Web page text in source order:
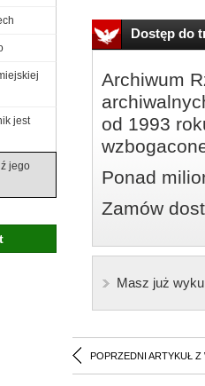
Dostęp do
Archiwum
od 1993
Ponad
Zamów
Masz już
POPRZEDNI ARTYKUŁ Z
jest
jego